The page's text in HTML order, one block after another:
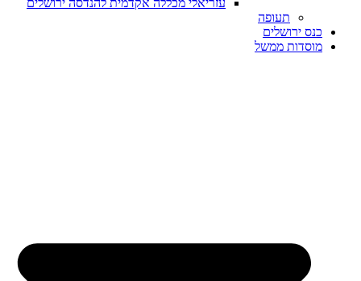
תעופה
כנס ירושלים
מוסדות ממשל